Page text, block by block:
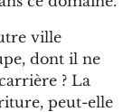
ville
dont il ne
? La
peut-elle